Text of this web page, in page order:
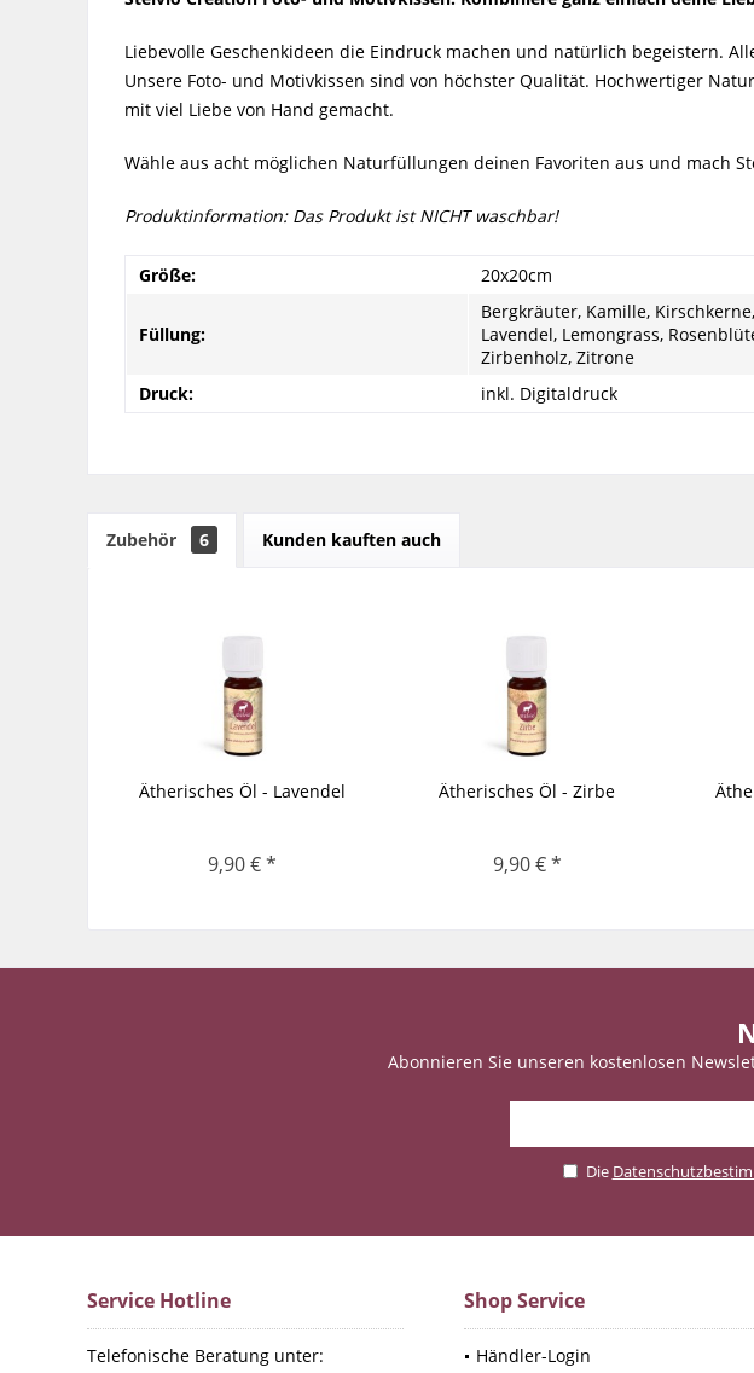
Liebevolle Geschenkideen die Eindruck machen und natürlich begeistern.
Unsere Foto- und Motivkissen sind von höchster Qualität. Hochwertiger
mit viel Liebe von Hand gemacht.
Wähle aus acht möglichen Naturfüllungen deinen Favoriten aus und mach
Produktinformation: Das Produkt ist NICHT waschbar!
Größe: 20x20cm
Füllung:
Bergkräuter, Kamille, Kirschkerne,
Lavendel, Lemongrass,
Zirbenholz, Zitrone
Druck:
inkl. Digitaldruck
Zubehör 6 Kunden kauften auch
Ätherisches Öl - Lavendel
9,90 € *
Ätherisches Öl - Zirbe
9,90 € *
Abonnieren Sie unseren kostenlosen
Die
Service Hotline
Telefonische Beratung unter:
Shop Service
Händler-Login